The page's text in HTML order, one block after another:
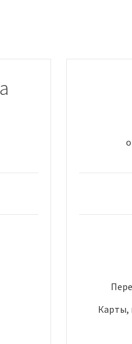
Карты,